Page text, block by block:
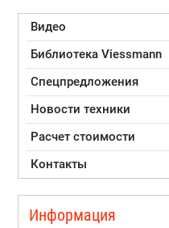
Видео
Библиотека Viessmann
Спецпредложения
Новости техники
Расчет стоимости
Контакты
Информация